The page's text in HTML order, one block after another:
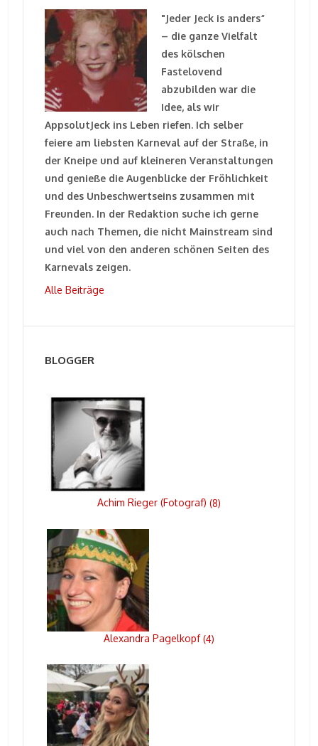
"Jeder Jeck is anders“
– die ganze Vielfalt
des kölschen
Fastelovend
abzubilden war die
Idee, als wir
AppsolutJeck ins Leben riefen. Ich selber
feiere am liebsten Karneval auf der Straße, in
der Kneipe und auf kleineren Veranstaltungen
und genieße die Augenblicke der Fröhlichkeit
und des Unbeschwertseins zusammen mit
Freunden. In der Redaktion suche ich gerne
auch nach Themen, die nicht Mainstream sind
und viel von den anderen schönen Seiten des
Karnevals zeigen.
Alle Beiträge
BLOGGER
Achim Rieger (Fotograf) (8)
Alexandra Pagelkopf(4)